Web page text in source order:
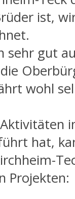
ist,
sehr gut
wohl
hat,
Projekten: